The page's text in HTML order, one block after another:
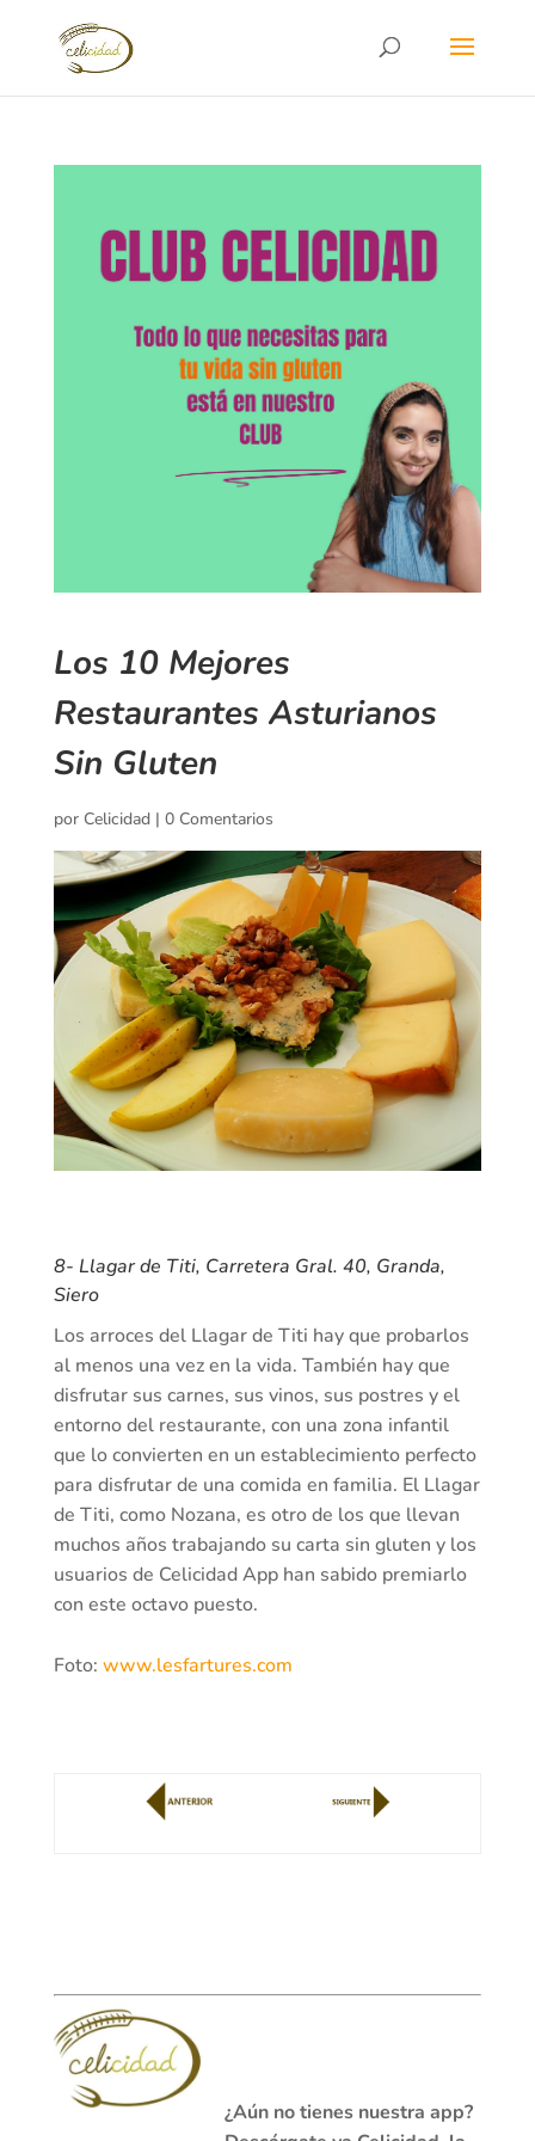
Los 10 Mejores
Restaurantes Asturianos
Sin Gluten
por Celicidad| 0 Comentarios
8- Llagar de Titi, Carretera Gral. 40, Granda,
Siero
Los arroces del Llagar de Titi hay que probarlos
al menos una vez en la vida. También hay que
disfrutar sus carnes, sus vinos, sus postres y el
entorno del restaurante, con una zona infantil
que lo convierten en un establecimiento perfecto
para disfrutar de una comida en familia. El Llagar
de Titi, como Nozana, es otro de los que llevan
muchos años trabajando su carta sin gluten y los
usuarios de Celicidad App han sabido premiarlo
con este octavo puesto.
Foto: www.lesfartures.com
¿Aún no tienes nuestra app?